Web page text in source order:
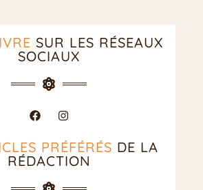
SUR LES RÉSEAUX
SOCIAUX
PRÉFÉRÉS DE LA
RÉDACTION